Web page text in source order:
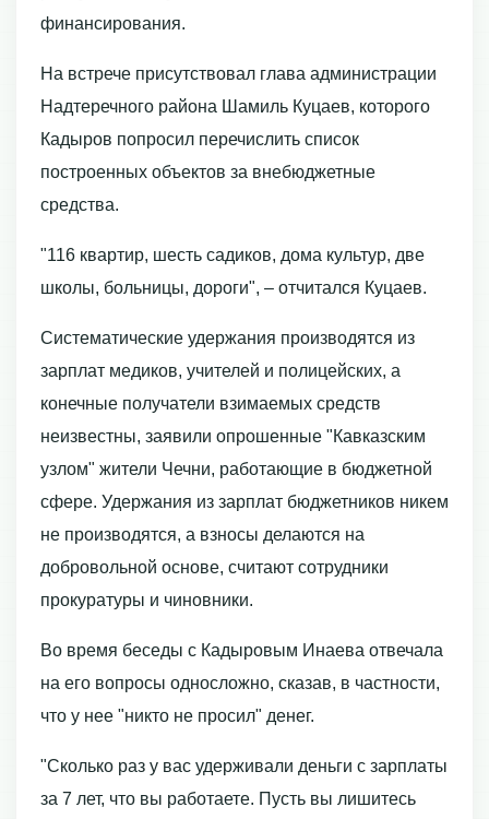
финансирования.
На встрече присутствовал глава администрации
Надтеречного района Шамиль Куцаев, которого
Кадыров попросил перечислить список
построенных объектов за внебюджетные
средства.
"116 квартир, шесть садиков, дома культур, две
школы, больницы, дороги", – отчитался Куцаев.
Систематические удержания производятся из
зарплат медиков, учителей и полицейских, а
конечные получатели взимаемых средств
неизвестны, заявили опрошенные "Кавказским
узлом" жители Чечни, работающие в бюджетной
сфере. Удержания из зарплат бюджетников никем
не производятся, а взносы делаются на
добровольной основе, считают сотрудники
прокуратуры и чиновники.
Во время беседы с Кадыровым Инаева отвечала
на его вопросы односложно, сказав, в частности,
что у нее "никто не просил" денег.
"Сколько раз у вас удерживали деньги с зарплаты
за 7 лет, что вы работаете. Пусть вы лишитесь